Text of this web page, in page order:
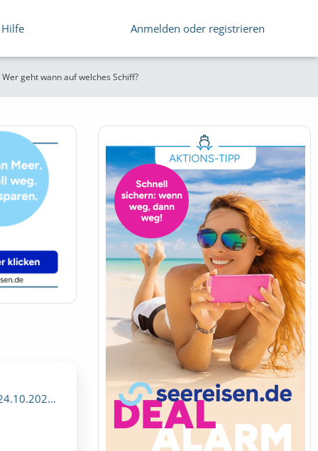
Hilfe Anmelden oder registrieren
geht wann auf welches Schiff?
29. Oktober 2026, 00:00)